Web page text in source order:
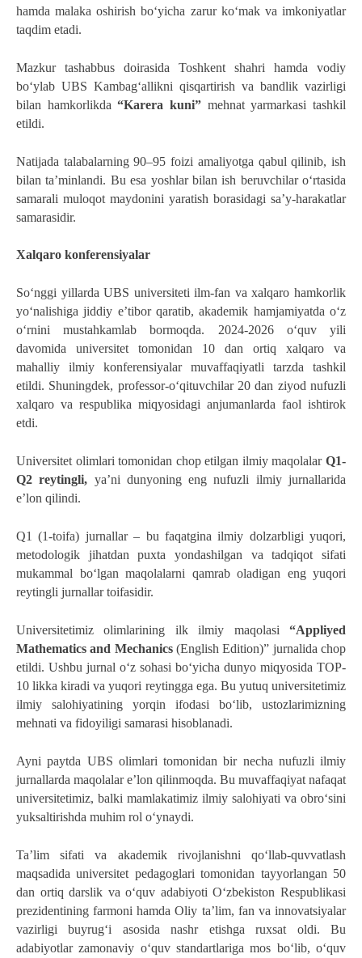
hamda malaka oshirish bo‘yicha zarur ko‘mak va imkoniyatlar
taqdim etadi.
Mazkur tashabbus doirasida Toshkent shahri hamda vodiy
bo‘ylab UBS Kambag‘allikni qisqartirish va bandlik vazirligi
bilan hamkorlikda “Karera kuni” mehnat yarmarkasi tashkil
etildi.
Natijada talabalarning 90–95 foizi amaliyotga qabul qilinib, ish
bilan ta’minlandi. Bu esa yoshlar bilan ish beruvchilar o‘rtasida
samarali muloqot maydonini yaratish borasidagi sa’y-harakatlar
samarasidir.
Xalqaro konferensiyalar
So‘nggi yillarda UBS universiteti ilm-fan va xalqaro hamkorlik
yo‘nalishiga jiddiy e’tibor qaratib, akademik hamjamiyatda o‘z
o‘rnini mustahkamlab bormoqda. 2024-2026 o‘quv yili
davomida universitet tomonidan 10 dan ortiq xalqaro va
mahalliy ilmiy konferensiyalar muvaffaqiyatli tarzda tashkil
etildi. Shuningdek, professor-o‘qituvchilar 20 dan ziyod nufuzli
xalqaro va respublika miqyosidagi anjumanlarda faol ishtirok
etdi.
Universitet olimlari tomonidan chop etilgan ilmiy maqolalar Q1-
Q2 reytingli, ya’ni dunyoning eng nufuzli ilmiy jurnallarida
e’lon qilindi.
Q1 (1-toifa) jurnallar – bu faqatgina ilmiy dolzarbligi yuqori,
metodologik jihatdan puxta yondashilgan va tadqiqot sifati
mukammal bo‘lgan maqolalarni qamrab oladigan eng yuqori
reytingli jurnallar toifasidir.
Universitetimiz olimlarining ilk ilmiy maqolasi “Appliyed
Mathematics and Mechanics (English Edition)” jurnalida chop
etildi. Ushbu jurnal o‘z sohasi bo‘yicha dunyo miqyosida TOP-
10 likka kiradi va yuqori reytingga ega. Bu yutuq universitetimiz
ilmiy salohiyatining yorqin ifodasi bo‘lib, ustozlarimizning
mehnati va fidoyiligi samarasi hisoblanadi.
Ayni paytda UBS olimlari tomonidan bir necha nufuzli ilmiy
jurnallarda maqolalar e’lon qilinmoqda. Bu muvaffaqiyat nafaqat
universitetimiz, balki mamlakatimiz ilmiy salohiyati va obro‘sini
yuksaltirishda muhim rol o‘ynaydi.
Ta’lim sifati va akademik rivojlanishni qo‘llab-quvvatlash
maqsadida universitet pedagoglari tomonidan tayyorlangan 50
dan ortiq darslik va o‘quv adabiyoti O‘zbekiston Respublikasi
prezidentining farmoni hamda Oliy ta’lim, fan va innovatsiyalar
vazirligi buyrug‘i asosida nashr etishga ruxsat oldi. Bu
adabiyotlar zamonaviy o‘quv standartlariga mos bo‘lib, o‘quv